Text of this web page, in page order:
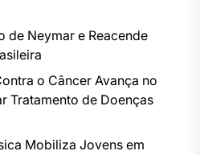
de Neymar e Reacende
o Câncer Avança no
Tratamento de Doenças
Mobiliza Jovens em